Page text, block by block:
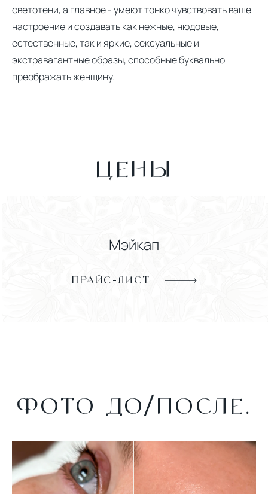
светотени, а главное - умеют тонко чувствовать ваше
настроение и создавать как нежные, нюдовые,
естественные, так и яркие, сексуальные и
экстравагантные образы, способные буквально
преображать женщину.
ЦЕНЫ
Мэйкап
ПРАЙС-ЛИСТ
ФОТО ДО/ПОСЛЕ.